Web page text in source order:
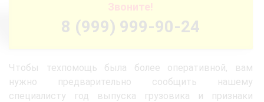
Звоните!
8 (999) 999-90-24
Чтобы техпомощь была более оперативной, вам
нужно предварительно сообщить нашему
специалисту год выпуска грузовика и признаки